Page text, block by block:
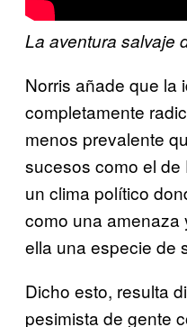
La aventura salvaje
Norris añade que la
completamente
menos prevalente
sucesos como el de
un clima político
como una amenaza
ella una especie de
Dicho esto, resulta
pesimista de gente